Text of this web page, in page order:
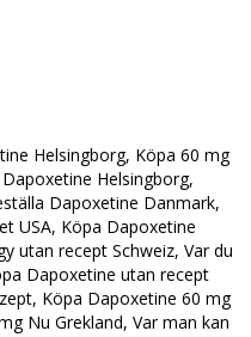
Helsingborg, Köpa 60 mg
Helsingborg,
Dapoxetine Danmark,
USA, Köpa Dapoxetine
utan recept Schweiz, Var du
Dapoxetine utan recept
Köpa Dapoxetine 60 mg
Nu Grekland, Var man kan